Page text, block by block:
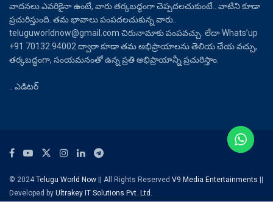
వాదనలు ఎవరికైనా ఉంటే, వారు తర్కబద్ధంగా చెప్పదలచుకుంటే.. వాటిని కూడా
ప్రచురిస్తుంది. తమ భావాలు పంపదలచుకున్న వారు..
teluguworldnow@gmail.com చిరునామాకు పంపవచ్చు. లేదా Whats’up
+91 70132 94002 ద్వారా కూడా తమ అభిప్రాయాలను తెలియ చేయ వచ్చు,
తర్కబద్ధంగా, సంయమనంతో ఉన్న ప్రతి అభిప్రాయాన్నీ ప్రచురిస్తాం.
.. ఎడిటర్
© 2024Telugu World Now || All Rights Reserved V9 Media Entertainments ||
Developed by Ultrakey IT Solutions Pvt. Ltd.